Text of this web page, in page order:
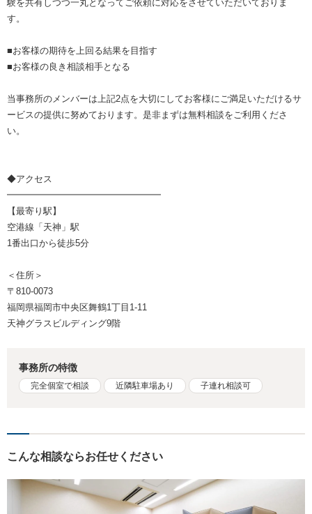
験を共有しつつ一丸となってご依頼に対応をさせていただいておりま
す。
■お客様の期待を上回る結果を目指す
■お客様の良き相談相手となる
当事務所のメンバーは上記2点を大切にしてお客様にご満足いただけるサ
ービスの提供に努めております。是非まずは無料相談をご利用くださ
い。
◆アクセス
━━━━━━━━━━━━━━━━━
【最寄り駅】
空港線「天神」駅
1番出口から徒歩5分
＜住所＞
〒810-0073
福岡県福岡市中央区舞鶴1丁目1-11
天神グラスビルディング9階
事務所の特徴
完全個室で相談 近隣駐車場あり 子連れ相談可
こんな相談ならお任せください